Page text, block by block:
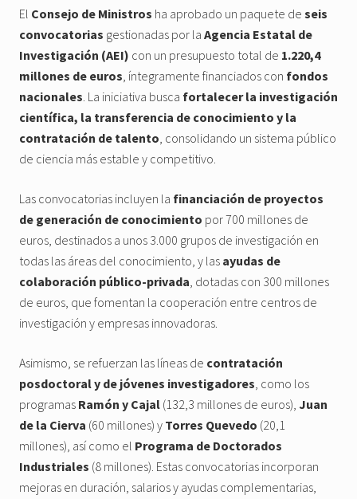
El Consejo de Ministros ha aprobado un paquete de seis
convocatorias gestionadas por la Agencia Estatal de
Investigación (AEI) con un presupuesto total de 1.220,4
millones de euros, íntegramente financiados con fondos
nacionales. La iniciativa busca fortalecer la investigación
científica, la transferencia de conocimiento y la
contratación de talento, consolidando un sistema público
de ciencia más estable y competitivo.
Las convocatorias incluyen la financiación de proyectos
de generación de conocimiento por 700 millones de
euros, destinados a unos 3.000 grupos de investigación en
todas las áreas del conocimiento, y las ayudas de
colaboración público-privada, dotadas con 300 millones
de euros, que fomentan la cooperación entre centros de
investigación y empresas innovadoras.
Asimismo, se refuerzan las líneas de contratación
posdoctoral y de jóvenes investigadores, como los
programas Ramón y Cajal (132,3 millones de euros), Juan
de la Cierva (60 millones) y Torres Quevedo (20,1
millones), así como el Programa de Doctorados
Industriales (8 millones). Estas convocatorias incorporan
mejoras en duración, salarios y ayudas complementarias,